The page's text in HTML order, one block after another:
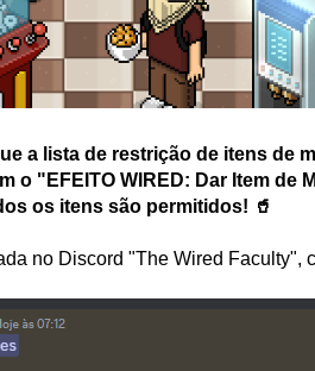
a lista de restrição de itens de
o "EFEITO WIRED: Dar Item de
os itens são permitidos! 🥤
no Discord "The Wired Faculty",